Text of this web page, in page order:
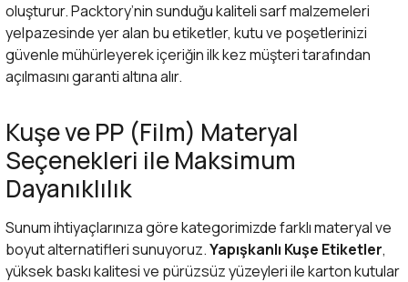
oluşturur. Packtory’nin sunduğu kalitelisarf malzemeleri
yelpazesinde yer alan bu etiketler, kutu ve poşetlerinizi
güvenle mühürleyerek içeriğin ilk kez müşteri tarafından
açılmasını garanti altına alır.
Kuşe ve PP (Film) Materyal
Seçenekleri ile Maksimum
Dayanıklılık
Sunum ihtiyaçlarınıza göre kategorimizde farklı materyal ve
boyut alternatifleri sunuyoruz.Yapışkanlı Kuşe Etiketler,
yüksek baskı kalitesi ve pürüzsüz yüzeyleri ile karton kutular